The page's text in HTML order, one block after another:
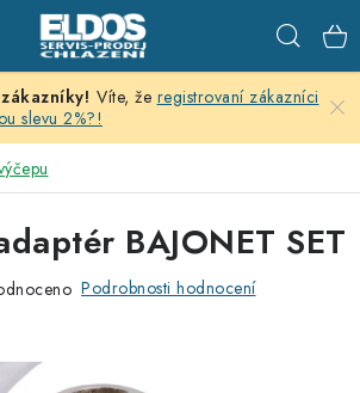
Víte, že registrovaní zákazníci
slevu 2%?!
BAJONET SET
Podrobnosti hodnocení